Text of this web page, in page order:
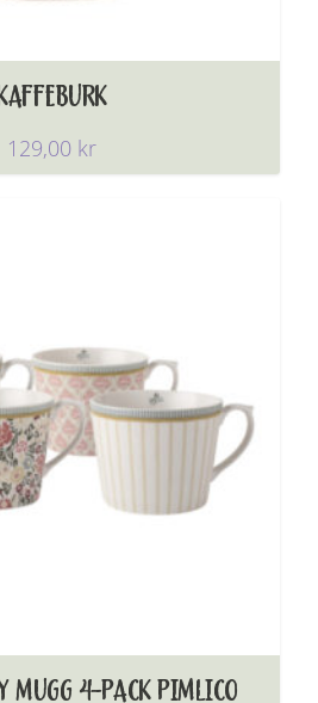
129,00 kr
MUGG 4-PACK PIMLICO